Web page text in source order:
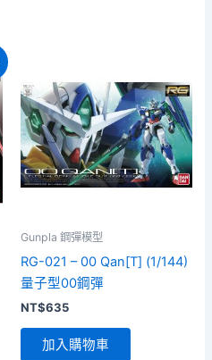
Gunpla 鋼彈模型
RG-021 – 00 Qan[T] (1/144)
量子型00鋼彈
NT$635
加入購物車